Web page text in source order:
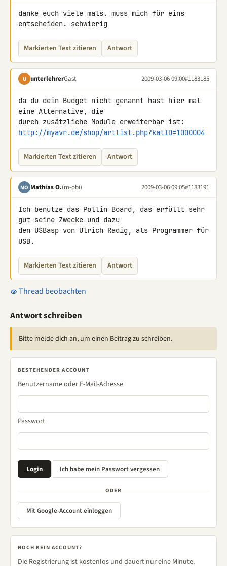
danke euch viele mals. muss mich für eins
entscheiden. schwierig
Markierten Text zitieren Antwort
U unterlehrerGast 2009-03-06 09:00#1183185
da du dein Budget nicht genannt hast hier mal
eine Alternative, die
http://myavr.de/shop/artlist.php?katID=1000004
Markierten Text zitieren Antwort
MO Mathias O.(m-obi) 2009-03-06 09:05#1183191
Ich benutze das Pollin Board, das erfüllt sehr
gut seine Zwecke und dazu
den USBasp von Ulrich Radig, als Programmer für
USB.
Markierten Text zitieren Antwort
Thread beobachten
Antwort schreiben
Bitte melde dich an, um einen Beitrag zu schreiben.
BESTEHENDER ACCOUNT
Benutzername oder E-Mail-Adresse
Passwort
ODER
Mit Google-Account einloggen
NOCH KEIN ACCOUNT?
Die Registrierung ist kostenlos und dauert nur eine Minute.